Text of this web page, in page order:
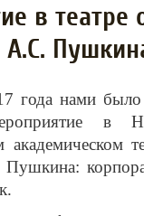
в театре
А.С.
года нами было
в
академическом